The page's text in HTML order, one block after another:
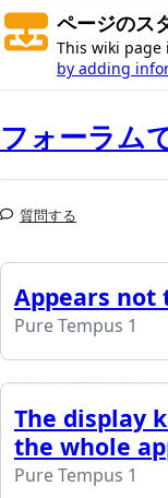
ページのス
This wiki page
by adding
フォーラム
質問する
Appears not
Pure Tempus 1
The display
the whole
Pure Tempus 1